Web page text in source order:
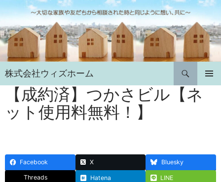
ン
テ
ン
ツ
へ
ス
キ
株式会社ウィズホーム
検
索
メインメ
ニュー
【成約済】つかさビル【ネ
ット使用料無料！】
Facebook X Bluesky
Threads Hatena LINE